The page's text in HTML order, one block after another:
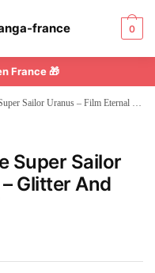
0
France 🎁
Uranus – Film Eternal – Glitter And Glamours
Super Sailor
Glitter And